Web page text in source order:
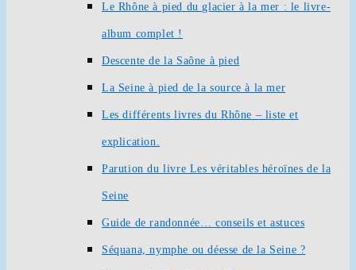
Le Rhône à pied du glacier à la mer : le livre-
album complet !
Descente de la Saône à pied
La Seine à pied de la source à la mer
Les différents livres du Rhône – liste et
explication.
Parution du livre Les véritables héroïnes de la
Seine
Guide de randonnée… conseils et astuces
Séquana, nymphe ou déesse de la Seine ?